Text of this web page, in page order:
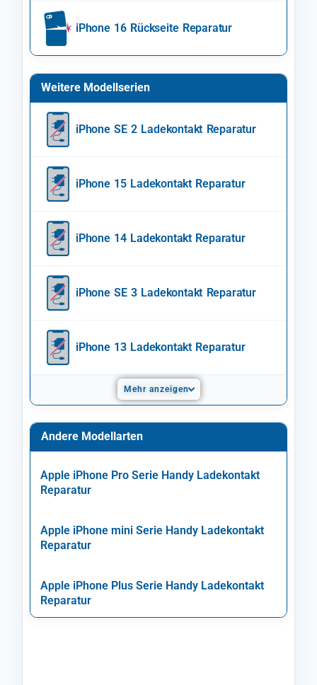
iPhone 16 Rückseite Reparatur
Weitere Modellserien
iPhone SE 2 Ladekontakt Reparatur
iPhone 15 Ladekontakt Reparatur
iPhone 14 Ladekontakt Reparatur
iPhone SE 3 Ladekontakt Reparatur
iPhone 13 Ladekontakt Reparatur
Mehr anzeigen
Andere Modellarten
Apple iPhone Pro Serie Handy Ladekontakt
Reparatur
Apple iPhone mini Serie Handy Ladekontakt
Reparatur
Apple iPhone Plus Serie Handy Ladekontakt
Reparatur